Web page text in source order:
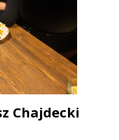
Chajdecki